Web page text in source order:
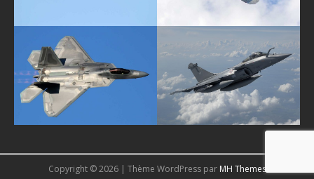
Copyright © 2026 | Thème WordPress par MH Themes